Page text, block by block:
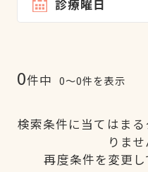
診療曜日
0件中 0〜0件を表示
検索条件に当てはま
りませ
再度条件を変更し